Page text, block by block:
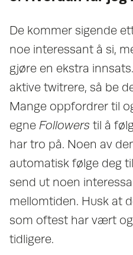
De kommer sigende
noe interessant å si,
gjøre en ekstra
aktive twitrere, så be
Mange oppfordrer til
egne Followers til å
har tro på. Noen av
automatisk følge deg
send ut noen
mellomtiden. Husk at
som oftest har vært
tidligere.